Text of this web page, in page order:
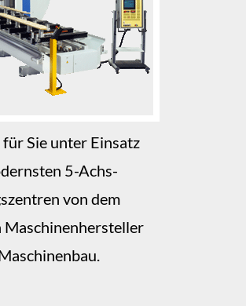
Sie unter Einsatz
5-Achs-
von dem
Maschinenhersteller